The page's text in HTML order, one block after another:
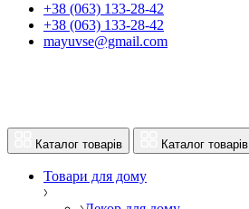
+38 (063) 133-28-42
+38 (063) 133-28-42
mayuvse@gmail.com
Каталог товарів Каталог товарів
Товари для дому